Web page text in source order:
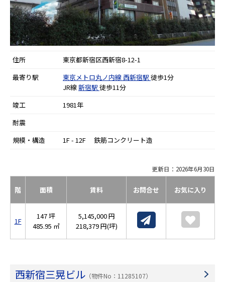
住所
東京都新宿区西新宿8-12-1
最寄り駅
東京メトロ丸ノ内線 西新宿駅 徒歩1分
JR線新宿駅 徒歩11分
竣工
1981年
耐震
規模・構造
1F - 12F 鉄筋コンクリート造
更新日：2026年6月30日
階 面積 賃料 お問合せ お気に入り
1F
147 坪
485.95 ㎡
5,145,000 円
218,379 円(坪)
西新宿三晃ビル （物件No：11285107）